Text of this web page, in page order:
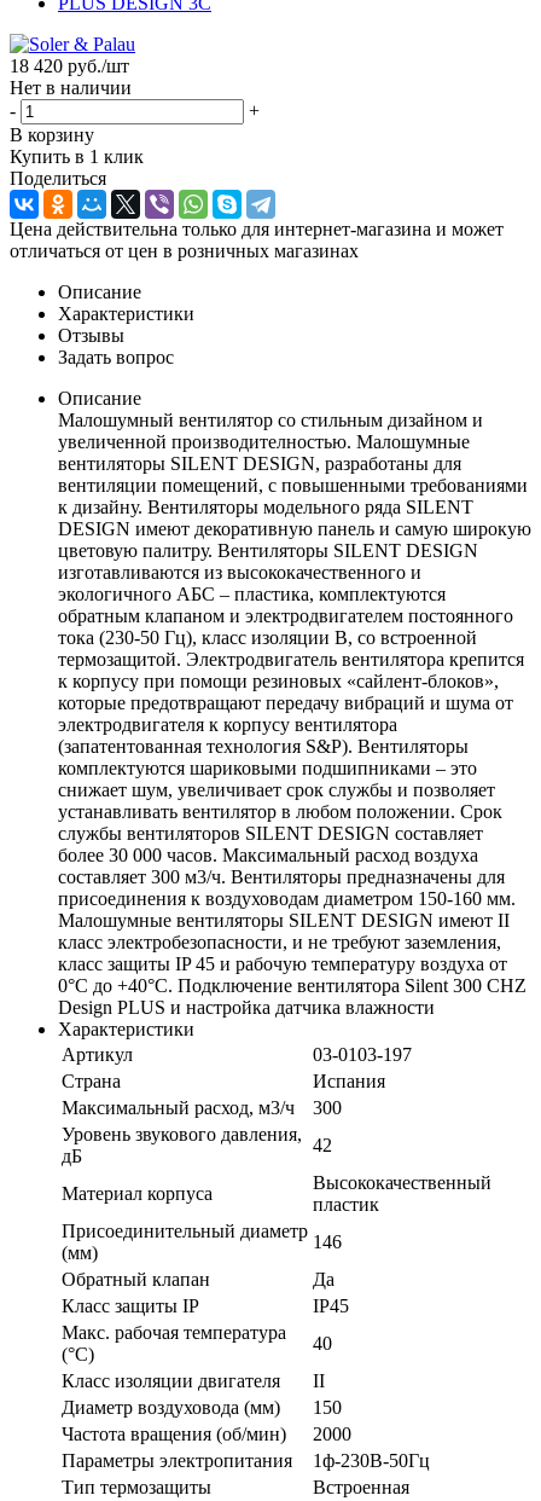
18 420 руб./шт
Нет в наличии
-
+
В корзину
Купить в 1 клик
Поделиться
Цена действительна только для интернет-магазина и может
отличаться от цен в розничных магазинах
Описание
Характеристики
Отзывы
Задать вопрос
Описание
Малошумный вентилятор со стильным дизайном и
увеличенной производителностью. Малошумные
вентиляторы SILENT DESIGN, разработаны для
вентиляции помещений, с повышенными требованиями
к дизайну. Вентиляторы модельного ряда SILENT
DESIGN имеют декоративную панель и самую широкую
цветовую палитру. Вентиляторы SILENT DESIGN
изготавливаются из высококачественного и
экологичного АБС – пластика, комплектуются
обратным клапаном и электродвигателем постоянного
тока (230-50 Гц), класс изоляции В, со встроенной
термозащитой. Электродвигатель вентилятора крепится
к корпусу при помощи резиновых «сайлент-блоков»,
которые предотвращают передачу вибраций и шума от
электродвигателя к корпусу вентилятора
(запатентованная технология S&P). Вентиляторы
комплектуются шариковыми подшипниками – это
снижает шум, увеличивает срок службы и позволяет
устанавливать вентилятор в любом положении. Срок
службы вентиляторов SILENT DESIGN составляет
более 30 000 часов. Максимальный расход воздуха
составляет 300 м3/ч. Вентиляторы предназначены для
присоединения к воздуховодам диаметром 150-160 мм.
Малошумные вентиляторы SILENT DESIGN имеют II
класс электробезопасности, и не требуют заземления,
класс защиты IP 45 и рабочую температуру воздуха от
0°С до +40°С. Подключение вентилятора Silent 300 CHZ
Design PLUS и настройка датчика влажности
Характеристики
Артикул
03-0103-197
Страна
Испания
Максимальный расход, м3/ч
300
Уровень звукового давления,
дБ
42
Материал корпуса
Высококачественный
пластик
Присоединительный диаметр
(мм)
146
Обратный клапан
Да
Класс защиты IP
IP45
Макс. рабочая температура
(°С)
40
Класс изоляции двигателя
II
Диаметр воздуховода (мм)
150
Частота вращения (об/мин)
2000
Параметры электропитания
1ф-230В-50Гц
Тип термозащиты
Встроенная